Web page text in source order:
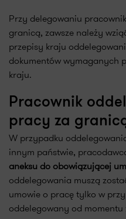
Przy delegowaniu
granicą, zawsze należy
przepisy kraju
dokumentów wymaganych
kraju.
Pracownik
pracy za
W przypadku
innym państwie,
aneksu do obowiązującej
oddelegowania muszą
umowie o pracę tylko w
oddelegowany od